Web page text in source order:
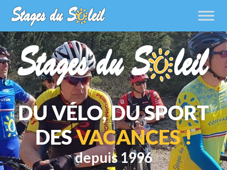
DU VÉLO, DU SPORT
DESVACANCES !
depuis 1996